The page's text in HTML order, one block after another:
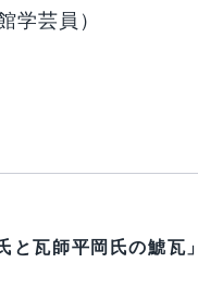
学芸員）
瓦師平岡氏の鯱瓦」